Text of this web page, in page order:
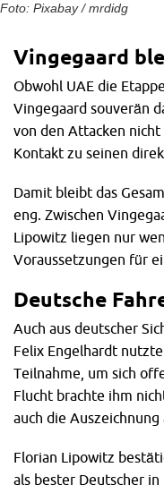
Foto: Pixabay / mrdidg
Vingegaard
Obwohl UAE die
Vingegaard souverän
von den Attacken
Kontakt zu seinen
Damit bleibt das
eng. Zwischen
Lipowitz liegen nur
Voraussetzungen für
Deutsche
Auch aus deutscher
Felix Engelhardt
Teilnahme, um sich
Flucht brachte ihm
auch die
Florian Lipowitz
als bester Deutscher